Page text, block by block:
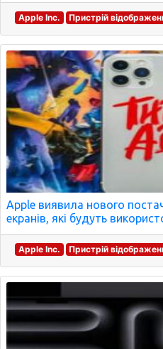
Apple Inc. Пристрій
Apple виявила нового
екранів, які будуть
Apple Inc. Пристрій